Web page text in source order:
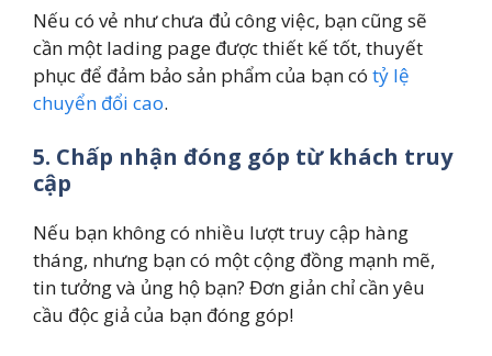
Nếu có vẻ như chưa đủ công việc, bạn cũng sẽ
cần một lading page được thiết kế tốt, thuyết
phục để đảm bảo sản phẩm của bạn có tỷ lệ
chuyển đổi cao.
5. Chấp nhận đóng góp từ khách truy
cập
Nếu bạn không có nhiều lượt truy cập hàng
tháng, nhưng bạn có một cộng đồng mạnh mẽ,
tin tưởng và ủng hộ bạn? Đơn giản chỉ cần yêu
cầu độc giả của bạn đóng góp!